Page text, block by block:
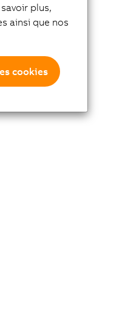
plus,
ainsi que nos
cookies